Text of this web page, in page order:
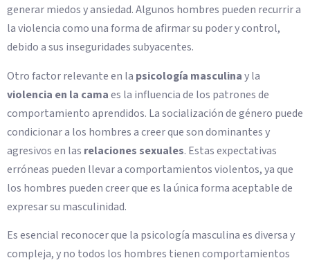
generar miedos y ansiedad. Algunos hombres pueden recurrir a
la violencia como una forma de afirmar su poder y control,
debido a sus inseguridades subyacentes.
Otro factor relevante en la psicología masculinay la
violencia en la camaes la influencia de los patrones de
comportamiento aprendidos. La socialización de género puede
condicionar a los hombres a creer que son dominantes y
agresivos en las relaciones sexuales. Estas expectativas
erróneas pueden llevar a comportamientos violentos, ya que
los hombres pueden creer que es la única forma aceptable de
expresar su masculinidad.
Es esencial reconocer que la psicología masculina es diversa y
compleja, y no todos los hombres tienen comportamientos